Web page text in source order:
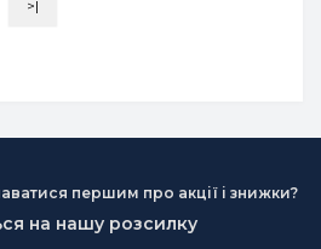
>|
першим про акції і знижки?
на нашу розсилку